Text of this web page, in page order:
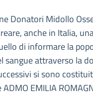
ETS
Donatori Midollo
anche in Italia,
di informare la
sangue attraverso la
si sono
EMILIA